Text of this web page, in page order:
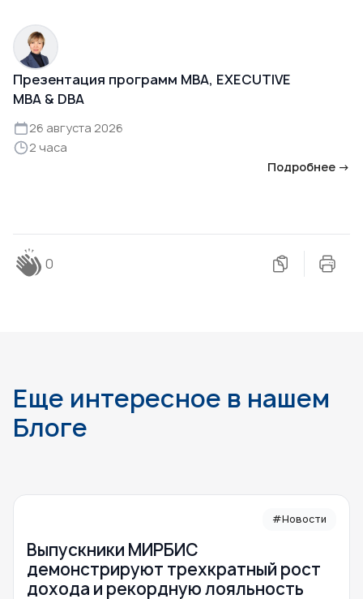
Презентация программ MBA, EXECUTIVE
MBA & DBA
26 августа 2026
2 часа
Подробнее →
0
Еще интересное в нашем
Блоге
#Новости
Выпускники МИРБИС
демонстрируют трехкратный рост
дохода и рекордную лояльность